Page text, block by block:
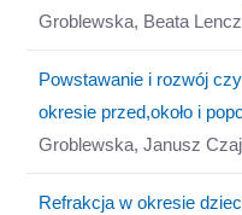
Groblewska, Beata
Powstawanie i rozwój
okresie przed,około i
Groblewska, Janusz
Refrakcja w okresie